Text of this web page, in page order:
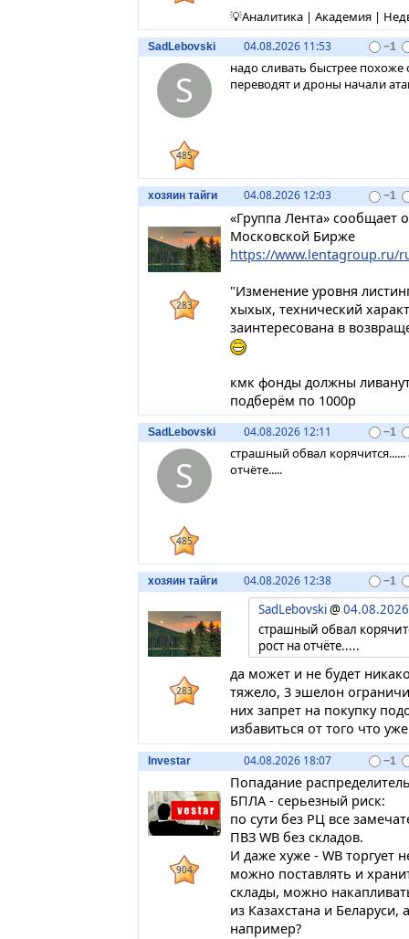
💡Аналитика | Академия |
SadLebovski 04.08.2026 11:53 −1
S
485
надо сливать быстрее
переводят и дроны начали
хозяин тайги 04.08.2026 12:03 −1
283
«Группа Лента» сообщает
Московской Бирже
https://www.lentagroup.ru/
"Изменение уровня
хыхых, технический
заинтересована в
кмк фонды должны
подберём по 1000р
SadLebovski 04.08.2026 12:11 −1
S
485
страшный обвал
отчёте.....
хозяин тайги 04.08.2026 12:38 −1
283
SadLebovski@
страшный обвал
рост на отчёте.....
да может и не будет
тяжело, 3 эшелон
них запрет на покупку
избавиться от того что
Investar 04.08.2026 18:07 −1
904
Попадание
БПЛА - серьезный риск:
по сути без РЦ все
ПВЗ WB без складов.
И даже хуже - WB торгует
можно поставлять и
склады, можно
из Казахстана и
например?